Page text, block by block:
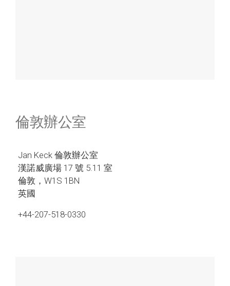
倫敦辦公室
Jan Keck 倫敦辦公室
漢諾威廣場 17 號 5.11 室
倫敦，W1S 1BN
英國
+44-207-518-0330